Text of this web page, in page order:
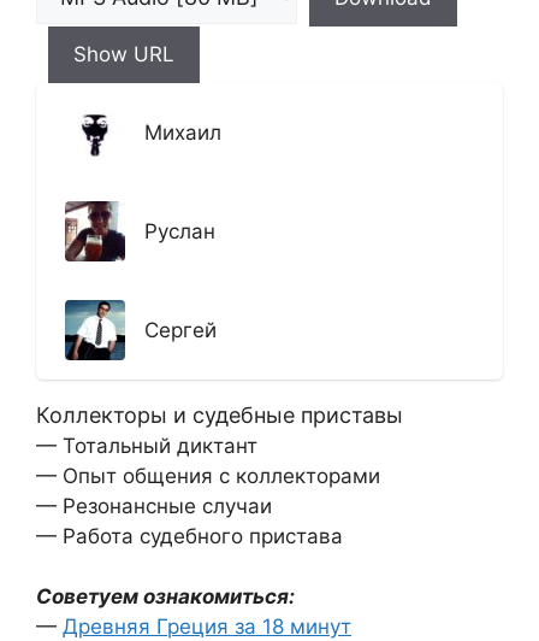
Show URL
Михаил
Руслан
Сергей
Коллекторы и судебные приставы
— Тотальный диктант
— Опыт общения с коллекторами
— Резонансные случаи
— Работа судебного пристава
Советуем ознакомиться:
— Древняя Греция за 18 минут